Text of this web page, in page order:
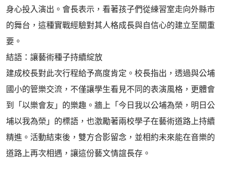
身心投入演出。會長表示，看著孩子們從練習室走向外縣市
的舞台，這種實戰經驗對其人格成長與自信心的建立至關重
要。
​結語：讓藝術種子持續綻放
​建成校長對此次行程給予高度肯定。校長指出，透過與公埔
國小的管樂交流，不僅讓學生看見不同的表演風格，更體會
到「以樂會友」的樂趣。牆上「今日我以公埔為榮，明日公
埔以我為榮」的標語，也激勵著兩校學子在藝術道路上持續
精進。活動結束後，雙方合影留念，並相約未來能在音樂的
道路上再次相遇，讓這份藝文情誼長存。